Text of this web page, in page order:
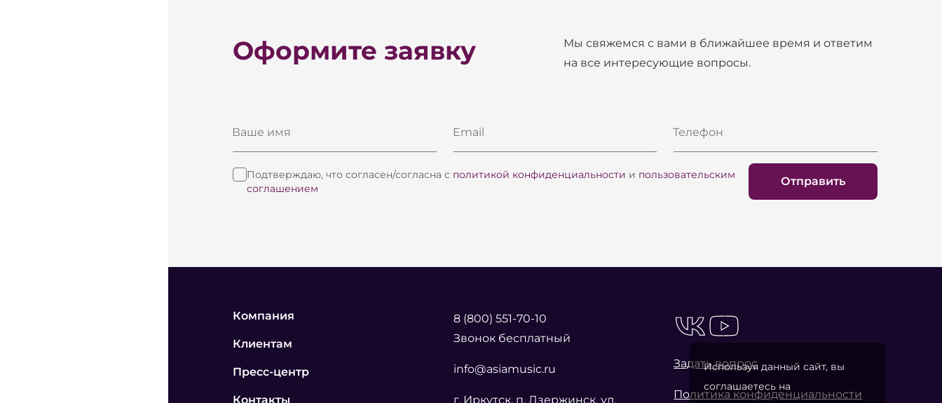
Оформите заявку
Мы свяжемся с вами в ближайшее время и ответим
на все интересующие вопросы.
Ваше имя Email Телефон
Подтверждаю, что согласен/согласна с политикой конфиденциальности и пользовательским
соглашением
Отправить
Компания
Клиентам
Пресс-центр
Контакты
8 (800) 551-70-10
Звонок бесплатный
info@asiamusic.ru
г. Иркутск, п. Дзержинск, ул.
Задать вопрос
Политика конфиденциальности
Используя данный сайт, вы
соглашаетесь на